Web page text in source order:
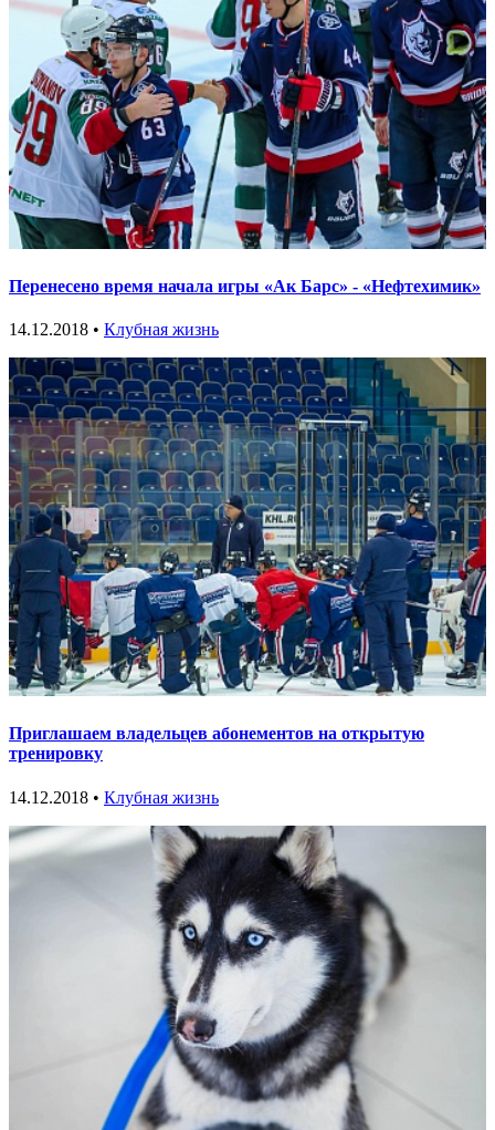
Перенесено время начала игры «Ак Барс» - «Нефтехимик»
14.12.2018 • Клубная жизнь
Приглашаем владельцев абонементов на открытую
тренировку
14.12.2018 • Клубная жизнь